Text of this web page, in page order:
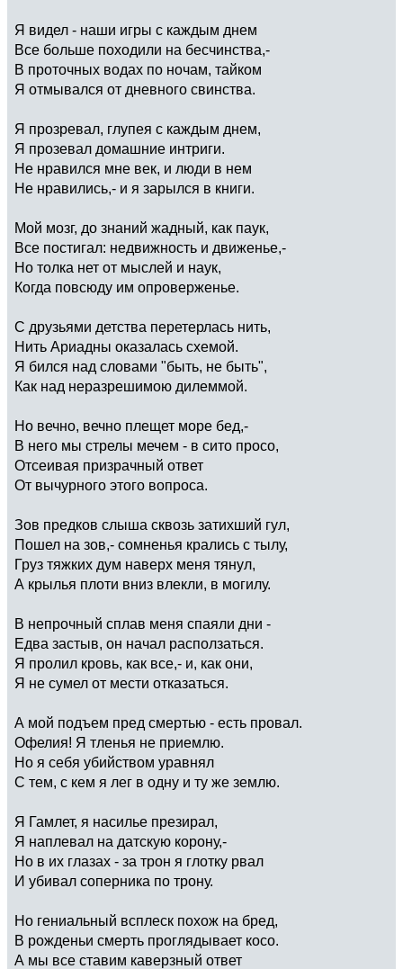
Я видел - наши игры с каждым днем
Все больше походили на бесчинства,-
В проточных водах по ночам, тайком
Я отмывался от дневного свинства.
Я прозревал, глупея с каждым днем,
Я прозевал домашние интриги.
Не нравился мне век, и люди в нем
Не нравились,- и я зарылся в книги.
Мой мозг, до знаний жадный, как паук,
Все постигал: недвижность и движенье,-
Но толка нет от мыслей и наук,
Когда повсюду им опроверженье.
С друзьями детства перетерлась нить,
Нить Ариадны оказалась схемой.
Я бился над словами "быть, не быть",
Как над неразрешимою дилеммой.
Но вечно, вечно плещет море бед,-
В него мы стрелы мечем - в сито просо,
Отсеивая призрачный ответ
От вычурного этого вопроса.
Зов предков слыша сквозь затихший гул,
Пошел на зов,- сомненья крались с тылу,
Груз тяжких дум наверх меня тянул,
А крылья плоти вниз влекли, в могилу.
В непрочный сплав меня спаяли дни -
Едва застыв, он начал расползаться.
Я пролил кровь, как все,- и, как они,
Я не сумел от мести отказаться.
А мой подъем пред смертью - есть провал.
Офелия! Я тленья не приемлю.
Но я себя убийством уравнял
С тем, с кем я лег в одну и ту же землю.
Я Гамлет, я насилье презирал,
Я наплевал на датскую корону,-
Но в их глазах - за трон я глотку рвал
И убивал соперника по трону.
Но гениальный всплеск похож на бред,
В рожденьи смерть проглядывает косо.
А мы все ставим каверзный ответ